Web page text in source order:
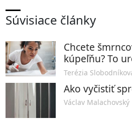
Súvisiace články
Chcete
kúpeľňu? To
Terézia
Ako vyčistiť
Václav Malachovský